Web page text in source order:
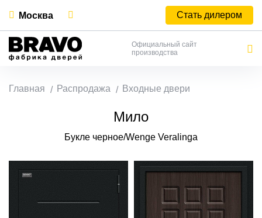
Москва Стать дилером
Официальный сайт
производства
Главная Распродажа Входные двери
Мило
Букле черное/Wenge Veralinga